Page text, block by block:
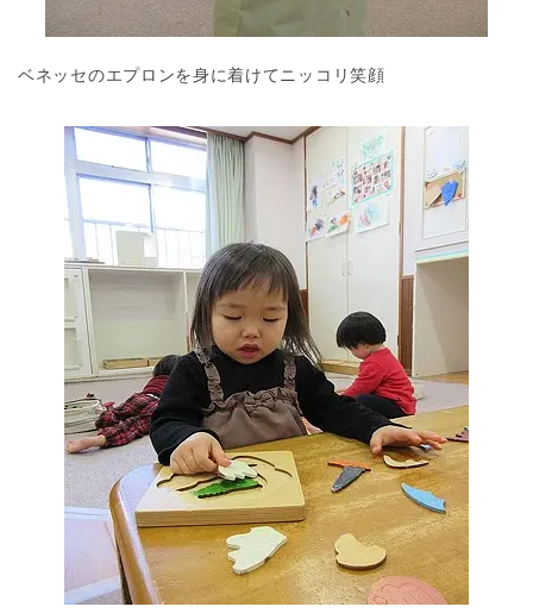
ベネッセのエプロンを身に着けてニッコリ笑顔